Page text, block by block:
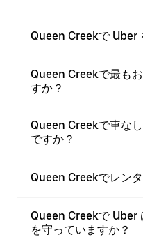
Queen Creekで Uber
Queen Creekで最も
すか？
Queen Creekで車な
ですか？
Queen Creekでレン
Queen Creekで Uber
を守っていますか？